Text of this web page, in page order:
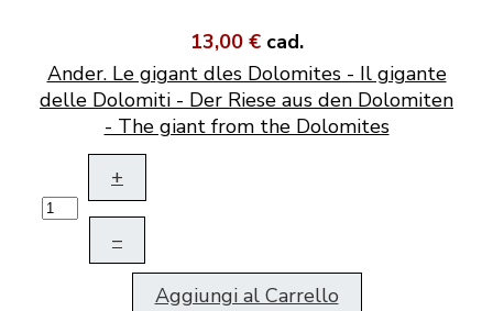
13,00 € cad.
Ander. Le gigant dles Dolomites - Il gigante
delle Dolomiti - Der Riese aus den Dolomiten
- The giant from the Dolomites
+
–
Aggiungi al Carrello